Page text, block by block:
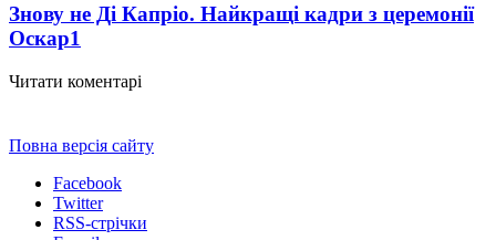
Знову не Ді Капріо. Найкращі кадри з церемонії
Оскар1
Читати коментарі
Повна версія сайту
Facebook
Twitter
RSS-стрічки